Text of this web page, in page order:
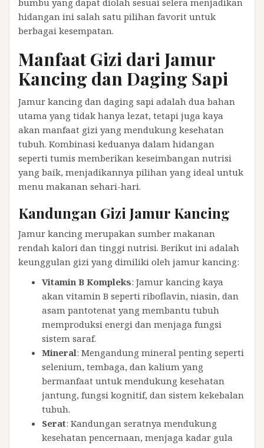
hidangan ini salah satu pilihan favorit untuk
berbagai kesempatan.
Manfaat Gizi dari Jamur
Kancing dan Daging Sapi
Jamur kancing dan daging sapi adalah dua bahan
utama yang tidak hanya lezat, tetapi juga kaya
akan manfaat gizi yang mendukung kesehatan
tubuh. Kombinasi keduanya dalam hidangan
seperti tumis memberikan keseimbangan nutrisi
yang baik, menjadikannya pilihan yang ideal untuk
menu makanan sehari-hari.
Kandungan Gizi Jamur Kancing
Jamur kancing merupakan sumber makanan
rendah kalori dan tinggi nutrisi. Berikut ini adalah
keunggulan gizi yang dimiliki oleh jamur kancing:
Vitamin B Kompleks: Jamur kancing kaya
akan vitamin B seperti riboflavin, niasin, dan
asam pantotenat yang membantu tubuh
memproduksi energi dan menjaga fungsi
sistem saraf.
Mineral: Mengandung mineral penting seperti
selenium, tembaga, dan kalium yang
bermanfaat untuk mendukung kesehatan
jantung, fungsi kognitif, dan sistem kekebalan
tubuh.
Serat: Kandungan seratnya mendukung
kesehatan pencernaan, menjaga kadar gula